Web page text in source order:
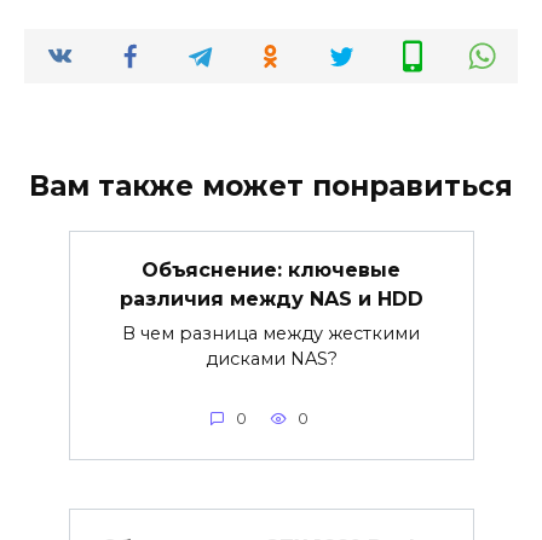
Вам также может понравиться
Объяснение: ключевые
различия между NAS и HDD
В чем разница между жесткими
дисками NAS?
0 0